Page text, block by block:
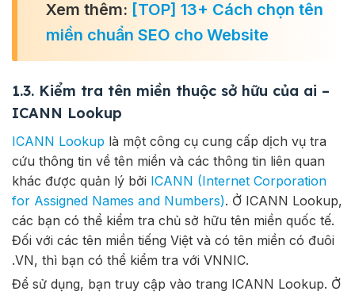
Xem thêm: [TOP] 13+ Cách chọn tên
miền chuẩn SEO cho Website
1.3. Kiểm tra tên miền thuộc sở hữu của ai –
ICANN Lookup
ICANN Lookup là một công cụ cung cấp dịch vụ tra
cứu thông tin về tên miền và các thông tin liên quan
khác được quản lý bởi ICANN (Internet Corporation
for Assigned Names and Numbers). Ở ICANN Lookup,
các bạn có thể kiểm tra chủ sở hữu tên miền quốc tế.
Đối với các tên miền tiếng Việt và có tên miền có đuôi
.VN, thì bạn có thể kiểm tra với VNNIC.
Để sử dụng, bạn truy cập vào trang ICANN Lookup. Ở